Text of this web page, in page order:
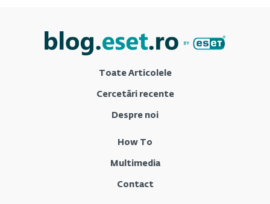
Toate Articolele
Cercetări recente
Despre noi
How To
Multimedia
Contact